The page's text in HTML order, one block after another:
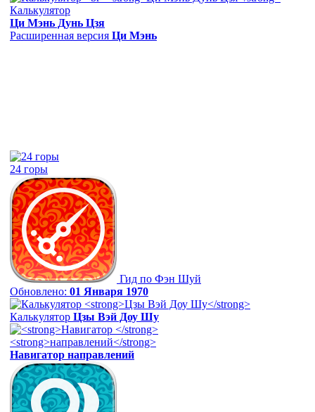
Калькулятор
Ци Мэнь Дунь Цзя
Расширенная версия Ци Мэнь
24 горы
Гид по Фэн Шуй
Обновлено: 01 Января 1970
Калькулятор Цзы Вэй Доу Шу
Навигатор направлений